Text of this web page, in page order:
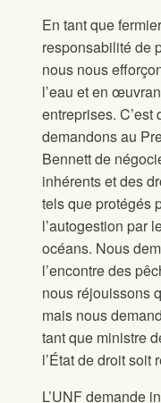
En tant que
responsabilité de
nous nous
l’eau et en
entreprises.
demandons au
Bennett de
inhérents et des
tels que protégés
l’autogestion par
océans. Nous
l’encontre des
nous réjouissons
mais nous
tant que ministre
l’État de droit soit
L’UNF demande